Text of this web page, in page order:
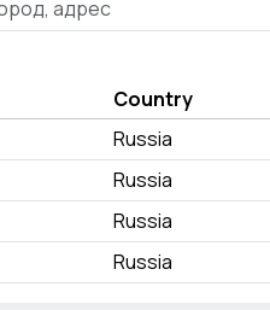
Country
Russia
Russia
Russia
Russia